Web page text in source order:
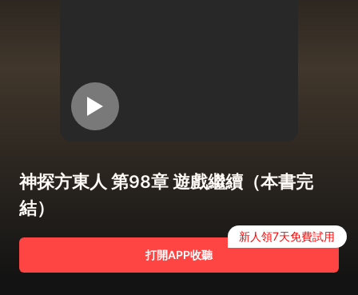
神探方東人 第98章 遊戲繼續（本書完
結）
打開APP收聽
新人領7天免費試用